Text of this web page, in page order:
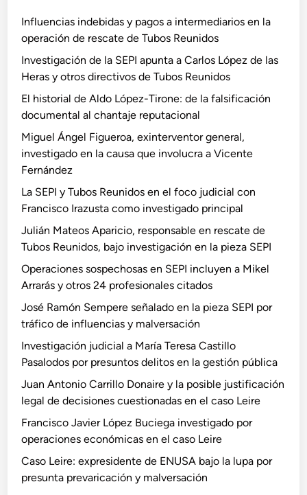
Influencias indebidas y pagos a intermediarios en la
operación de rescate de Tubos Reunidos
Investigación de la SEPI apunta a Carlos López de las
Heras y otros directivos de Tubos Reunidos
El historial de Aldo López-Tirone: de la falsificación
documental al chantaje reputacional
Miguel Ángel Figueroa, exinterventor general,
investigado en la causa que involucra a Vicente
Fernández
La SEPI y Tubos Reunidos en el foco judicial con
Francisco Irazusta como investigado principal
Julián Mateos Aparicio, responsable en rescate de
Tubos Reunidos, bajo investigación en la pieza SEPI
Operaciones sospechosas en SEPI incluyen a Mikel
Arrarás y otros 24 profesionales citados
José Ramón Sempere señalado en la pieza SEPI por
tráfico de influencias y malversación
Investigación judicial a María Teresa Castillo
Pasalodos por presuntos delitos en la gestión pública
Juan Antonio Carrillo Donaire y la posible justificación
legal de decisiones cuestionadas en el caso Leire
Francisco Javier López Buciega investigado por
operaciones económicas en el caso Leire
Caso Leire: expresidente de ENUSA bajo la lupa por
presunta prevaricación y malversación